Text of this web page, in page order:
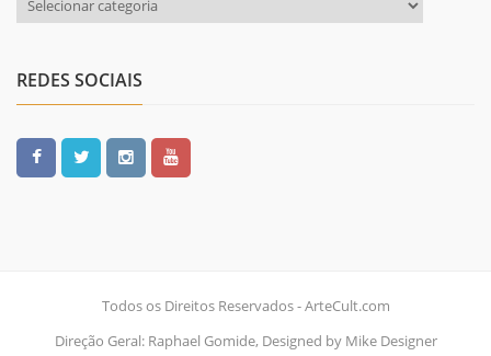
REDES SOCIAIS
Todos os Direitos Reservados - ArteCult.com
Direção Geral: Raphael Gomide, Designed by Mike Designer